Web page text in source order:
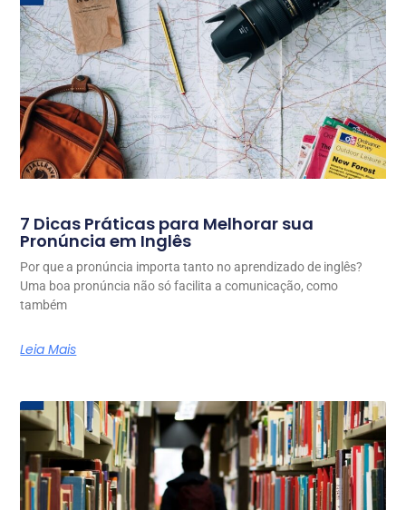
7 Dicas Práticas para Melhorar sua
Pronúncia em Inglês
Por que a pronúncia importa tanto no aprendizado de inglês?
Uma boa pronúncia não só facilita a comunicação, como
também
Leia Mais